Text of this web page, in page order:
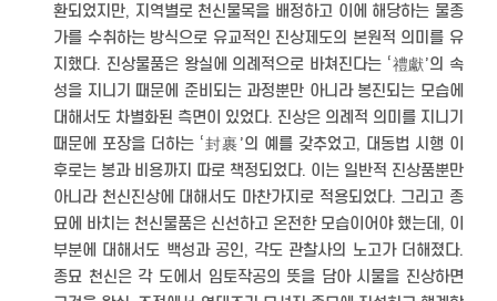
환되었지만, 지역별로 천신물목을 배정하고 이에 해당하는 물종
가를 수취하는 방식으로 유교적인 진상제도의 본원적 의미를 유
지했다. 진상물품은 왕실에 의례적으로 바쳐진다는 ‘禮獻’의 속
성을 지니기 때문에 준비되는 과정뿐만 아니라 봉진되는 모습에
대해서도 차별화된 측면이 있었다. 진상은 의례적 의미를 지니기
때문에 포장을 더하는 ‘封裹’의 예를 갖추었고, 대동법 시행 이
후로는 봉과 비용까지 따로 책정되었다. 이는 일반적 진상품뿐만
아니라 천신진상에 대해서도 마찬가지로 적용되었다. 그리고 종
묘에 바치는 천신물품은 신선하고 온전한 모습이어야 했는데, 이
부분에 대해서도 백성과 공인, 각도 관찰사의 노고가 더해졌다.
종묘 천신은 각 도에서 임토작공의 뜻을 담아 시물을 진상하면